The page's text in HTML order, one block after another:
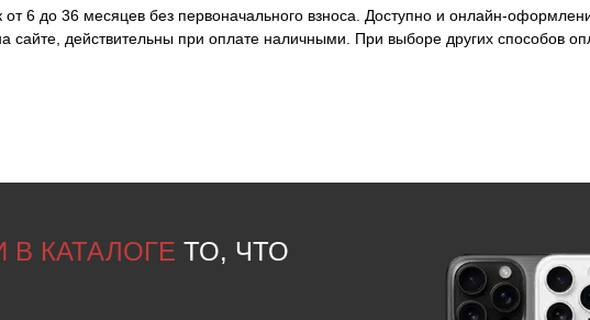
6 до 36 месяцев без первоначального взноса. Доступно и онлайн-
сайте, действительны при оплате наличными. При выборе других способов
В КАТАЛОГЕ ТО, ЧТО